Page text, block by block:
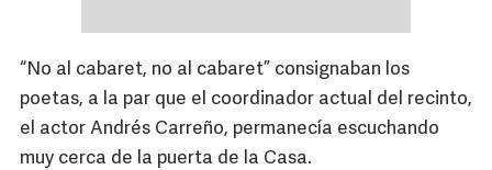
“No al cabaret, no al cabaret” consignaban los
poetas, a la par que el coordinador actual del recinto,
el actor Andrés Carreño, permanecía escuchando
muy cerca de la puerta de la Casa.